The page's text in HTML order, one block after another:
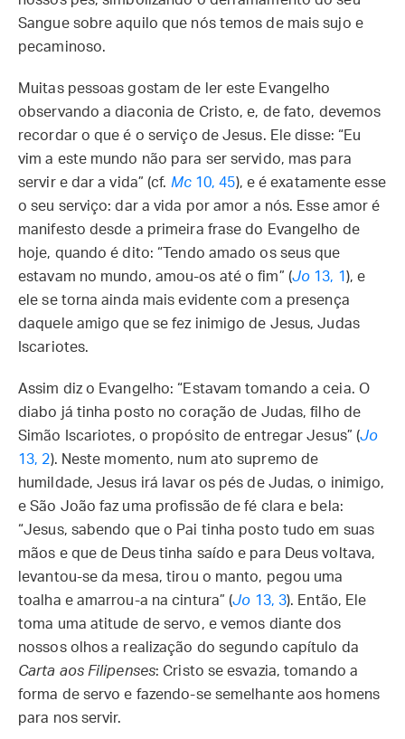
Sangue sobre aquilo que nós temos de mais sujo e
pecaminoso.
Muitas pessoas gostam de ler este Evangelho
observando a diaconia de Cristo, e, de fato, devemos
recordar o que é o serviço de Jesus. Ele disse: “Eu
vim a este mundo não para ser servido, mas para
servir e dar a vida” (cf. Mc10, 45), e é exatamente esse
o seu serviço: dar a vida por amor a nós. Esse amor é
manifesto desde a primeira frase do Evangelho de
hoje, quando é dito: “Tendo amado os seus que
estavam no mundo, amou-os até o fim” (Jo 13, 1 ), e
ele se torna ainda mais evidente com a presença
daquele amigo que se fez inimigo de Jesus, Judas
Iscariotes.
Assim diz o Evangelho: “Estavam tomando a ceia. O
diabo já tinha posto no coração de Judas, filho de
Simão Iscariotes, o propósito de entregar Jesus” (Jo
13, 2). Neste momento, num ato supremo de
humildade, Jesus irá lavar os pés de Judas, o inimigo,
e São João faz uma profissão de fé clara e bela:
“Jesus, sabendo que o Pai tinha posto tudo em suas
mãos e que de Deus tinha saído e para Deus voltava,
levantou-se da mesa, tirou o manto, pegou uma
toalha e amarrou-a na cintura” (Jo 13, 3). Então, Ele
toma uma atitude de servo, e vemos diante dos
nossos olhos a realização do segundo capítulo da
Carta aos Filipenses: Cristo se esvazia, tomando a
forma de servo e fazendo-se semelhante aos homens
para nos servir.